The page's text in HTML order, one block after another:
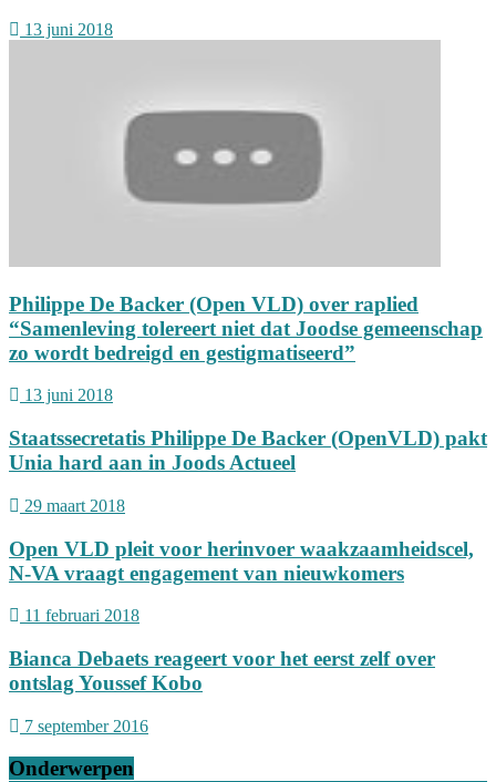
13 juni 2018
Philippe De Backer (Open VLD) over raplied
“Samenleving tolereert niet dat Joodse gemeenschap
zo wordt bedreigd en gestigmatiseerd”
13 juni 2018
Staatssecretatis Philippe De Backer (OpenVLD) pakt
Unia hard aan in Joods Actueel
29 maart 2018
Open VLD pleit voor herinvoer waakzaamheidscel,
N-VA vraagt engagement van nieuwkomers
11 februari 2018
Bianca Debaets reageert voor het eerst zelf over
ontslag Youssef Kobo
7 september 2016
Onderwerpen